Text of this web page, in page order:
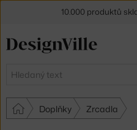
Hledat
Doplňky Zrcadla
10.000 produktů
Sleva 5 % pro